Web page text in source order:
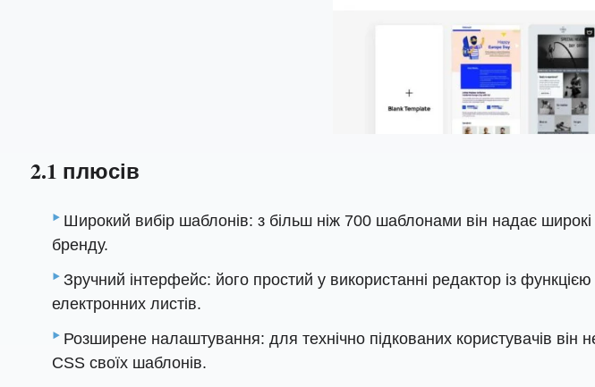
2.1 плюсів
Широкий вибір шаблонів: з більш ніж 700 шаблонами він надає
бренду.
Зручний інтерфейс: його простий у використанні редактор із
електронних листів.
Розширене налаштування: для технічно підкованих користувачів
CSS своїх шаблонів.